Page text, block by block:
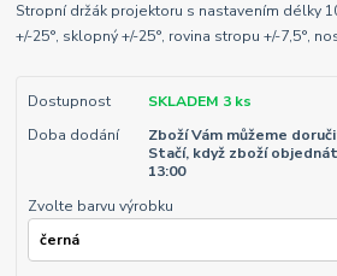
Stropní držák projektoru s nastavením délky
+/-25°, sklopný +/-25°, rovina stropu +/-7,5°,
Dostupnost
SKLADEM 3 ks
Doba dodání
Zboží Vám můžeme
Stačí, když zboží
13:00
Zvolte barvu výrobku